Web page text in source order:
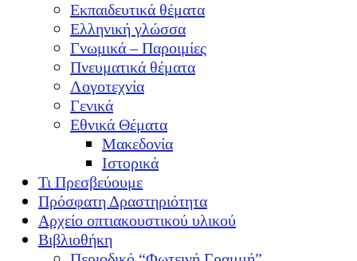
Εκπαιδευτικά θέματα
Ελληνική γλώσσα
Γνωμικά – Παροιμίες
Πνευματικά θέματα
Λογοτεχνία
Γενικά
Εθνικά Θέματα
Μακεδονία
Ιστορικά
Τι Πρεσβεύουμε
Πρόσφατη Δραστηριότητα
Αρχείο οπτιακουστικού υλικού
Βιβλιοθήκη